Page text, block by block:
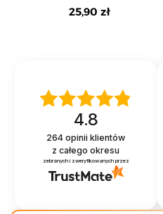
typu kolarka peach touch
25,90 zł
4.8
264 opinii klientów
z całego okresu
zebranych i zweryfikowanych przez